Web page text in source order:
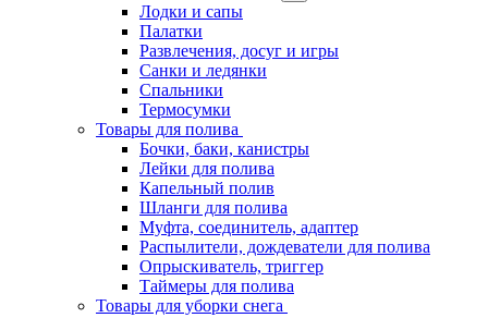
Лодки и сапы
Палатки
Развлечения, досуг и игры
Санки и ледянки
Спальники
Термосумки
Товары для полива
Бочки, баки, канистры
Лейки для полива
Капельный полив
Шланги для полива
Муфта, соединитель, адаптер
Распылители, дождеватели для полива
Опрыскиватель, триггер
Таймеры для полива
Товары для уборки снега